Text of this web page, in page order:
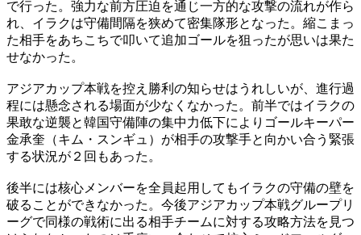
で行った。強力な前方圧迫を通じ一方的な攻撃の流れが作ら
れ、イラクは守備間隔を狭めて密集隊形となった。縮こまっ
た相手をあちこちで叩いて追加ゴールを狙ったが思いは果た
せなかった。
アジアカップ本戦を控え勝利の知らせはうれしいが、進行過
程には懸念される場面が少なくなかった。前半ではイラクの
果敢な逆襲と韓国守備陣の集中力低下によりゴールキーパー
金承奎（キム・スンギュ）が相手の攻撃手と向かい合う緊張
する状況が２回もあった。
後半には核心メンバーを全員起用してもイラクの守備の壁を
破ることができなかった。今後アジアカップ本戦グループリ
ーグで同様の戦術に出る相手チームに対する攻略方法を見つ